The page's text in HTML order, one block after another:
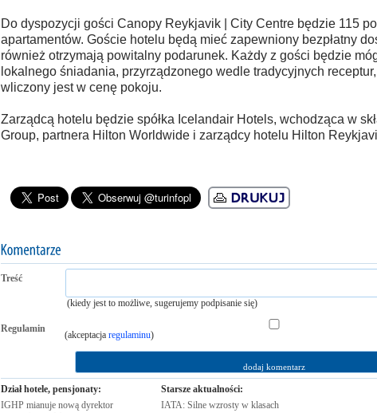
Do dyspozycji gości Canopy Reykjavik | City Centre będzie 115
apartamentów. Goście hotelu będą mieć zapewniony bezpłatny
również otrzymają powitalny podarunek. Każdy z gości będzie
lokalnego śniadania, przyrządzonego wedle tradycyjnych
wliczony jest w cenę pokoju.
Zarządcą hotelu będzie spółka Icelandair Hotels, wchodząca w
Group, partnera Hilton Worldwide i zarządcy hotelu Hilton
Treść
(kiedy jest to możliwe, sugerujemy podpisanie się)
Regulamin
(akceptacja regulaminu)
Dział hotele, pensjonaty:
IGHP mianuje nową dyrektor
Starsze aktualności:
IATA: Silne wzrosty w klasach